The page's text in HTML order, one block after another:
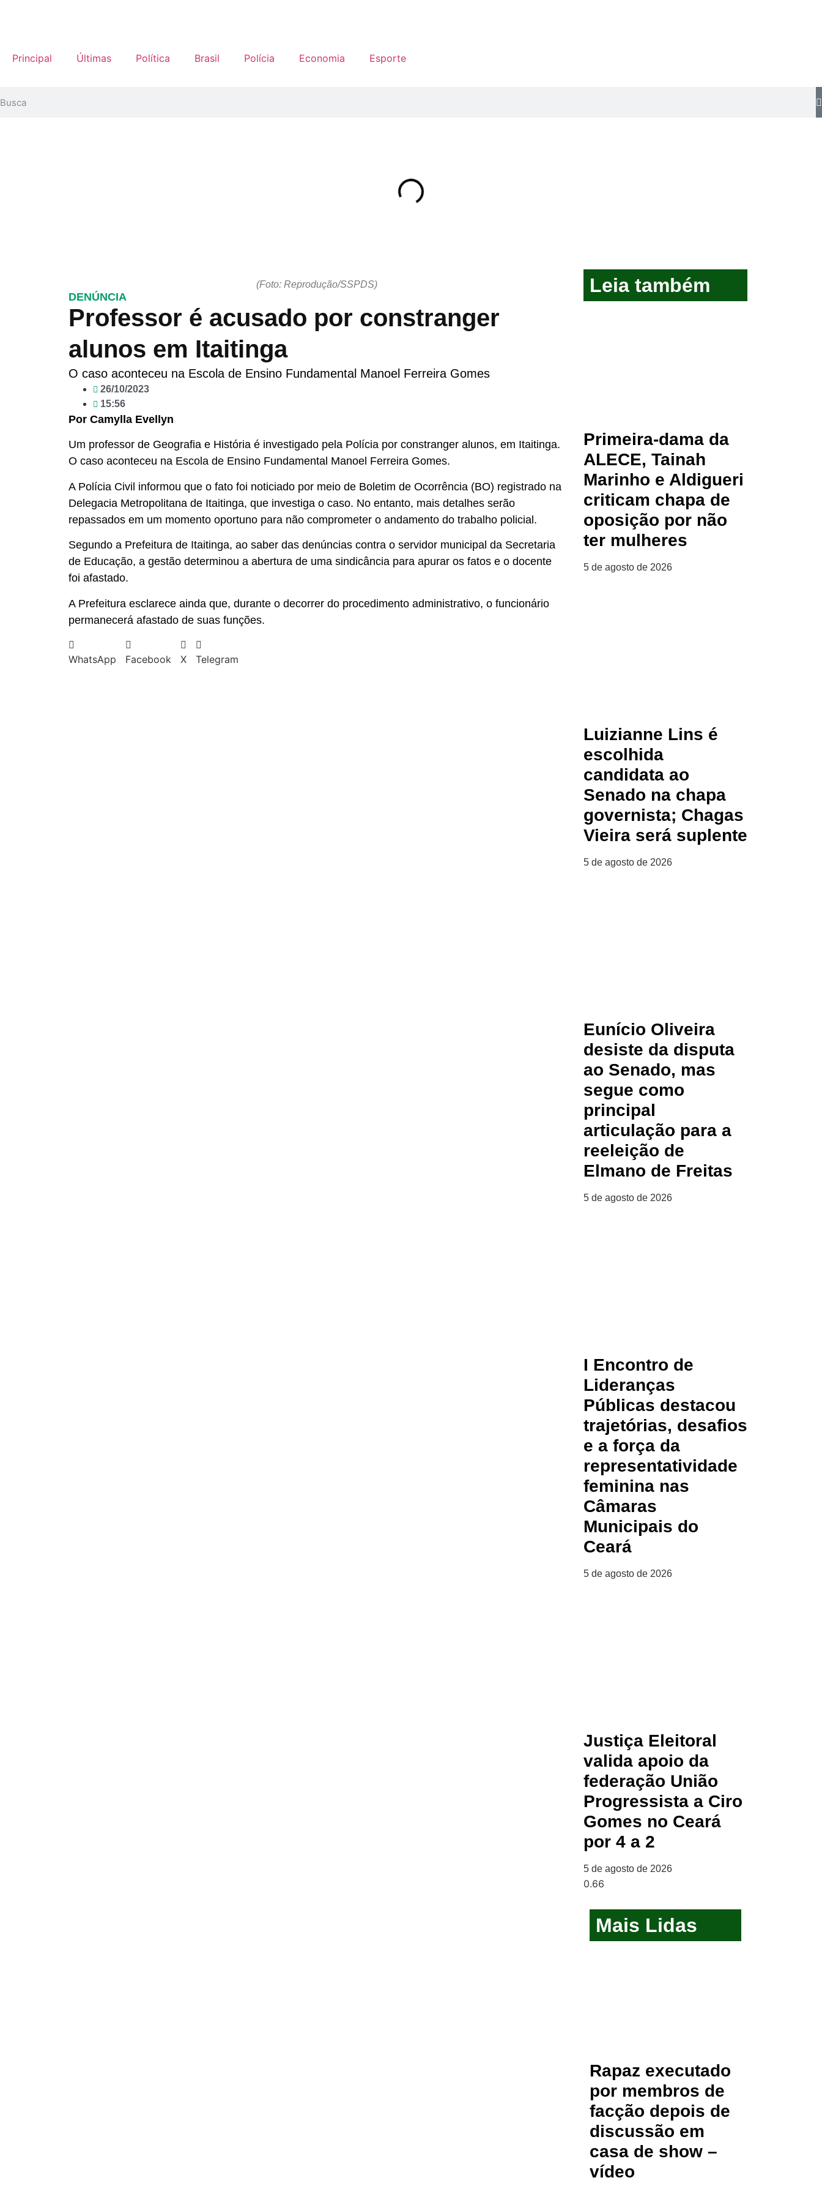
Principal Últimas Política Brasil Polícia Economia Esporte
(Foto: Reprodução/SSPDS)
DENÚNCIA
Professor é acusado por constranger
alunos em Itaitinga
O caso aconteceu na Escola de Ensino Fundamental Manoel Ferreira Gomes
26/10/2023
15:56
Por Camylla Evellyn
Um professor de Geografia e História é investigado pela Polícia por constranger alunos, em Itaitinga.
O caso aconteceu na Escola de Ensino Fundamental Manoel Ferreira Gomes.
A Polícia Civil informou que o fato foi noticiado por meio de Boletim de Ocorrência (BO) registrado na
Delegacia Metropolitana de Itaitinga, que investiga o caso. No entanto, mais detalhes serão
repassados em um momento oportuno para não comprometer o andamento do trabalho policial.
Segundo a Prefeitura de Itaitinga, ao saber das denúncias contra o servidor municipal da Secretaria
de Educação, a gestão determinou a abertura de uma sindicância para apurar os fatos e o docente
foi afastado.
A Prefeitura esclarece ainda que, durante o decorrer do procedimento administrativo, o funcionário
permanecerá afastado de suas funções.
WhatsApp Facebook X Telegram
Leia também
Primeira-dama da
ALECE, Tainah
Marinho e Aldigueri
criticam chapa de
oposição por não
ter mulheres
5 de agosto de 2026
Luizianne Lins é
escolhida
candidata ao
Senado na chapa
governista; Chagas
Vieira será suplente
5 de agosto de 2026
Eunício Oliveira
desiste da disputa
ao Senado, mas
segue como
principal
articulação para a
reeleição de
Elmano de Freitas
5 de agosto de 2026
I Encontro de
Lideranças
Públicas destacou
trajetórias, desafios
e a força da
representatividade
feminina nas
Câmaras
Municipais do
Ceará
5 de agosto de 2026
Justiça Eleitoral
valida apoio da
federação União
Progressista a Ciro
Gomes no Ceará
por 4 a 2
5 de agosto de 2026
Mais Lidas
Rapaz executado
por membros de
facção depois de
discussão em
casa de show –
vídeo